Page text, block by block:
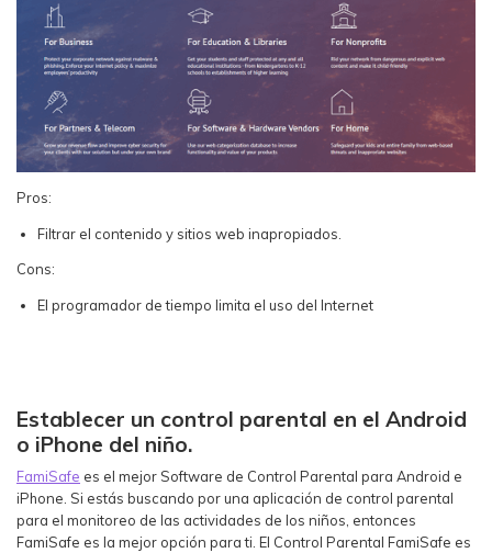
Pros:
Filtrar el contenido y sitios web inapropiados.
Cons:
El programador de tiempo limita el uso del Internet
Establecer un control parental en el Android
o iPhone del niño.
FamiSafe es el mejor Software de Control Parental para Android e
iPhone. Si estás buscando por una aplicación de control parental
para el monitoreo de las actividades de los niños, entonces
FamiSafe es la mejor opción para ti. El Control Parental FamiSafe es